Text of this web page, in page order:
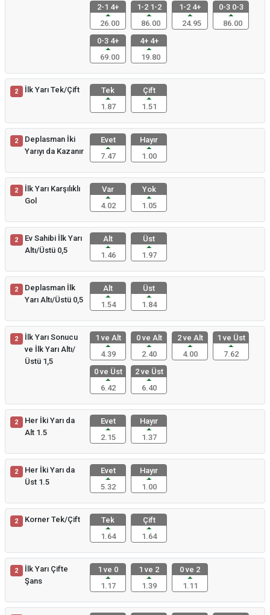
2-1 4+
26.00
1-2 1-2
86.00
1-2 4+
24.95
0-3 0-3
86.00
0-3 4+
69.00
4+ 4+
19.80
2 İlk Yarı Tek/Çift
Tek
1.87
Çift
1.51
2
Deplasman İki
Yarıyı da Kazanır
Evet
7.47
Hayır
1.00
2
İlk Yarı Karşılıklı
Gol
Var
4.02
Yok
1.05
2
Ev Sahibi İlk Yarı
Altı/Üstü 0,5
Alt
1.46
Üst
1.97
2
Deplasman İlk
Yarı Altı/Üstü 0,5
Alt
1.54
Üst
1.84
2
İlk Yarı Sonucu
ve İlk Yarı Altı/
Üstü 1,5
1 ve Alt
4.39
0 ve Alt
2.40
2 ve Alt
4.00
1 ve Üst
7.62
0 ve Üst
6.42
2 ve Üst
6.40
2
Her İki Yarı da
Alt 1.5
Evet
2.15
Hayır
1.37
2
Her İki Yarı da
Üst 1.5
Evet
5.32
Hayır
1.00
2 Korner Tek/Çift
Tek
1.64
Çift
1.64
2
İlk Yarı Çifte
Şans
1 ve 0
1.17
1 ve 2
1.39
0 ve 2
1.11